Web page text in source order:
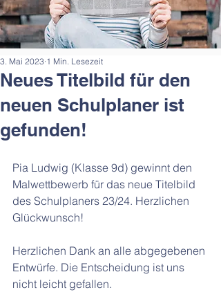
Neues Titelbild für den
neuen Schulplaner ist
gefunden!
3. Mai 2023 1 Min. Lesezeit
Pia Ludwig (Klasse 9d) gewinnt den
Malwettbewerb für das neue Titelbild
des Schulplaners 23/24. Herzlichen
Glückwunsch!
Herzlichen Dank an alle abgegebenen
Entwürfe. Die Entscheidung ist uns
nicht leicht gefallen.